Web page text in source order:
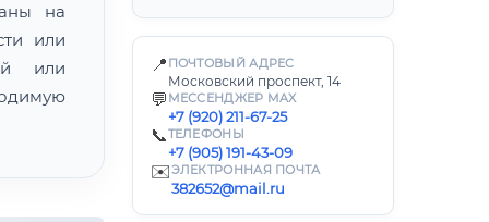
📍 ПОЧТОВЫЙ АДРЕС
Московский проспект, 14
💬 МЕССЕНДЖЕР MAX
+7 (920) 211-67-25
📞ТЕЛЕФОНЫ
+7 (905) 191-43-09
✉️ЭЛЕКТРОННАЯ ПОЧТА
382652@mail.ru
на
или
или